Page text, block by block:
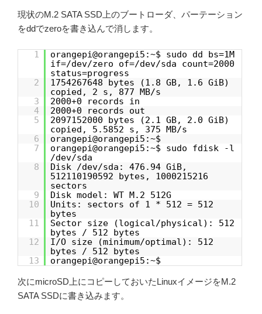
現状のM.2 SATA SSD上のブートローダ、パーテーション
をddでzeroを書き込んで消します。
1
orangepi@orangepi5:~$ sudo dd bs=1M
if=/dev/zero of=/dev/sda count=2000
status=progress
2
1754267648 bytes (1.8 GB, 1.6 GiB)
copied, 2 s, 877 MB/s
3
2000+0 records in
4
2000+0 records out
5
2097152000 bytes (2.1 GB, 2.0 GiB)
copied, 5.5852 s, 375 MB/s
6
orangepi@orangepi5:~$
7
orangepi@orangepi5:~$ sudo fdisk -l
/dev/sda
8
Disk /dev/sda: 476.94 GiB,
512110190592 bytes, 1000215216
sectors
9
Disk model: WT M.2 512G
10
Units: sectors of 1 * 512 = 512
bytes
11
Sector size (logical/physical): 512
bytes / 512 bytes
12
I/O size (minimum/optimal): 512
bytes / 512 bytes
13
orangepi@orangepi5:~$
次にmicroSD上にコピーしておいたLinuxイメージをM.2
SATA SSDに書き込みます。